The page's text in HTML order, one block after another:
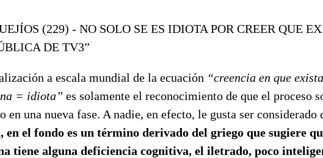
(229) - NO SOLO SE ES IDIOTA POR CREER QUE
DE TV3”
a escala mundial de la ecuación “creencia en que
= idiota” es solamente el reconocimiento de que el proceso
en una nueva fase. A nadie, en efecto, le gusta ser considerado
en el fondo es un término derivado del griego que sugiere
tiene alguna deficiencia cognitiva, el iletrado, poco